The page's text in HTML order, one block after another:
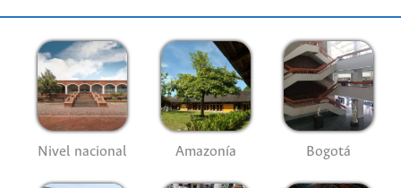
Nivel nacional Amazonía Bogotá